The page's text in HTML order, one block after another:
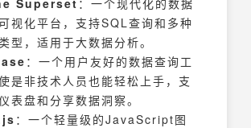
Superset：一个现代化的数据
视化平台，支持SQL查询和多种
型，适用于大数据分析。
：一个用户友好的数据查询工
是非技术人员也能轻松上手，支
表盘和分享数据洞察。
：一个轻量级的JavaScript图